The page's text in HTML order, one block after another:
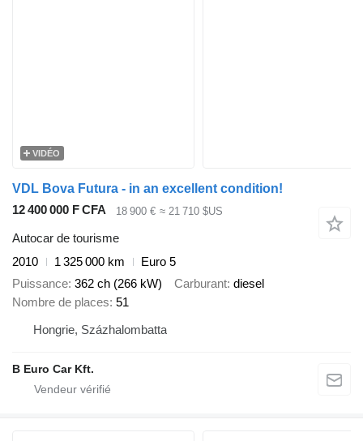
VIDÉO
VDL Bova Futura - in an excellent condition!
12 400 000 F CFA
18 900 € ≈ 21 710 $US
Autocar de tourisme
2010
1 325 000 km
Euro 5
Puissance 362 ch (266 kW) Carburant diesel
Nombre de places 51
Hongrie, Százhalombatta
B Euro Car Kft.